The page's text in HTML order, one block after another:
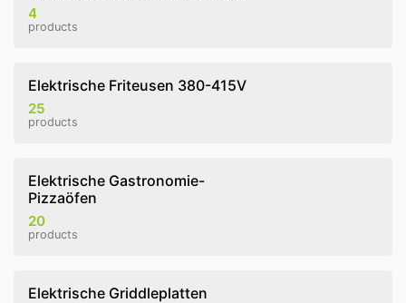
4
products
Elektrische Friteusen 380-415V
25
products
Elektrische Gastronomie-
Pizzaöfen
20
products
Elektrische Griddleplatten